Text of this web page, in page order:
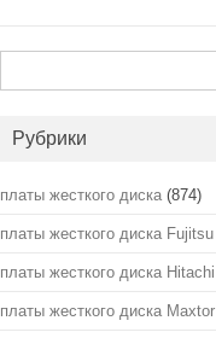
Рубрики
платы жесткого диска (874)
платы жесткого диска Fujitsu
платы жесткого диска Hitachi
платы жесткого диска Maxtor